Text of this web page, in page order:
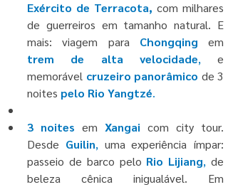
Exército de Terracota, com milhares
de guerreiros em tamanho natural. E
mais: viagem para Chongqing em
trem de alta velocidade, e
memorável cruzeiro panorâmico de 3
noites pelo Rio Yangtzé.
3 noites em Xangai com city tour.
Desde Guilin, uma experiência ímpar:
passeio de barco pelo Rio Lijiang, de
beleza cênica inigualável. Em